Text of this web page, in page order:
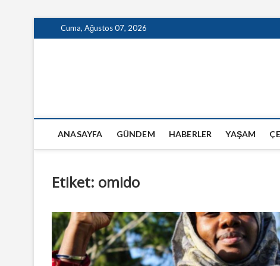
to
Cuma, Ağustos 07, 2026
ANASAYFA GÜNDEM HABERLER YAŞAM
Etiket: omido